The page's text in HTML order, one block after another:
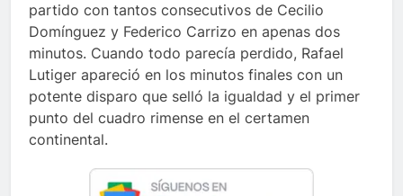
partido con tantos consecutivos de Cecilio
Domínguez y Federico Carrizo en apenas dos
minutos. Cuando todo parecía perdido, Rafael
Lutiger apareció en los minutos finales con un
potente disparo que selló la igualdad y el primer
punto del cuadro rimense en el certamen
continental.